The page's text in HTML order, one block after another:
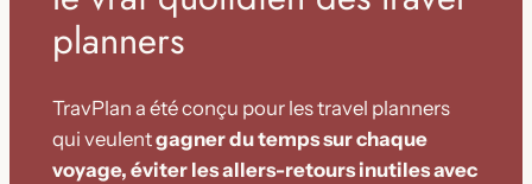
planners
TravPlan a été conçu pour les travel planners
qui veulentgagner du temps sur chaque
voyage, éviter les allers-retours inutiles avec